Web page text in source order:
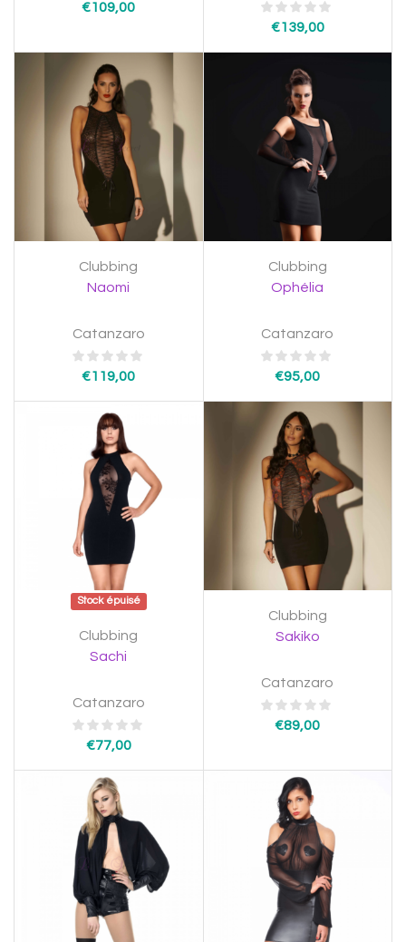
€109,00
€139,00
Clubbing
Naomi
Catanzaro
€119,00
Clubbing
Ophélia
Catanzaro
€95,00
Stock épuisé
Clubbing
Sachi
Catanzaro
€77,00
Clubbing
Sakiko
Catanzaro
€89,00